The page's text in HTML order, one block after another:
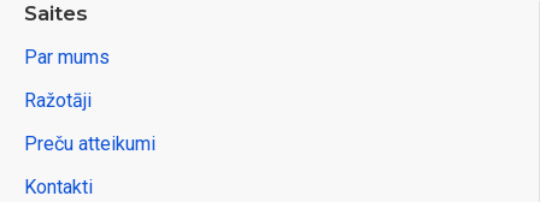
Saites
Par mums
Ražotāji
Preču atteikumi
Kontakti